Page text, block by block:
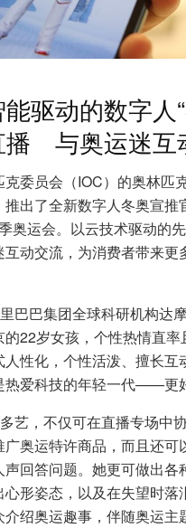
驱动的数字人
播 与奥运迷互
克委员会（IOC）的奥林匹
推出了全新数字人冬奥宣推
奥运会。以云技术驱动的先
互动交流，为消费者带来更
里巴巴集团全球科研机构达
的22岁女孩，个性热情直
人性化，个性活泼、擅长互
爱科技的年轻一代——更好
多艺，不仅可在直播专场中
广奥运特许商品，而且还可
声回答问题。她更可做出各
心形姿态，以及在失望时落
介绍奥运趣事，伴随奥运主